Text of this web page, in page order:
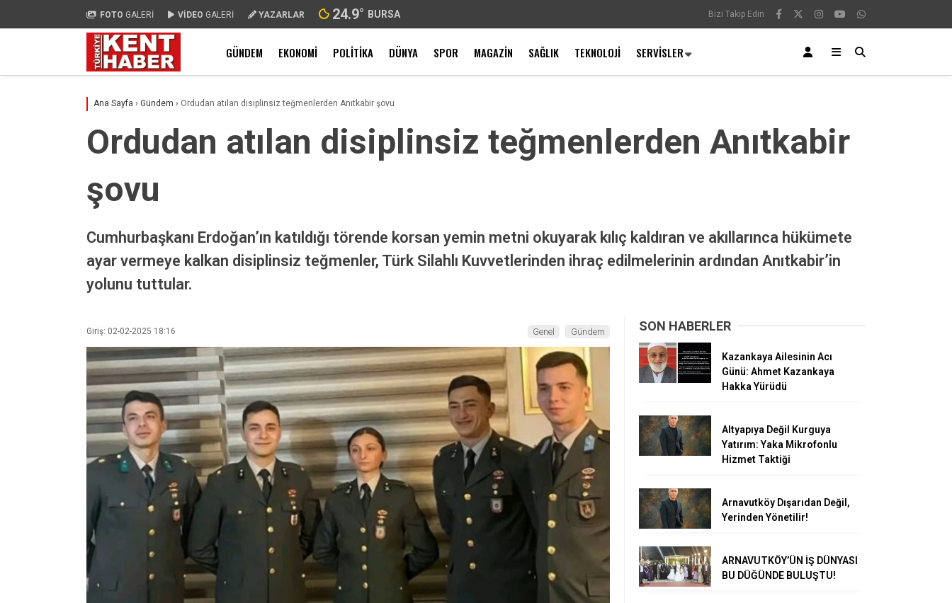
FOTO GALERİ VİDEO GALERİ YAZARLAR 24.9° BURSA Bizi Takip Edin
GÜNDEM EKONOMI POLITIKA DÜNYA SPOR MAGAZIN SAĞLIK TEKNOLOJI SERVISLER
Ana Sayfa › Gündem › Ordudan atılan disiplinsiz teğmenlerden Anıtkabir şovu
Ordudan atılan disiplinsiz teğmenlerden Anıtkabir
şovu
Cumhurbaşkanı Erdoğan’ın katıldığı törende korsan yemin metni okuyarak kılıç kaldıran ve akıllarınca hükümete
ayar vermeye kalkan disiplinsiz teğmenler, Türk Silahlı Kuvvetlerinden ihraç edilmelerinin ardından Anıtkabir’in
yolunu tuttular.
Giriş: 02-02-2025 18:16 Genel Gündem SON HABERLER
Kazankaya Ailesinin Acı
Günü: Ahmet Kazankaya
Hakka Yürüdü
Altyapıya Değil Kurguya
Yatırım: Yaka Mikrofonlu
Hizmet Taktiği
Arnavutköy Dışarıdan Değil,
Yerinden Yönetilir!
ARNAVUTKÖY’ÜN İŞ DÜNYASI
BU DÜĞÜNDE BULUŞTU!